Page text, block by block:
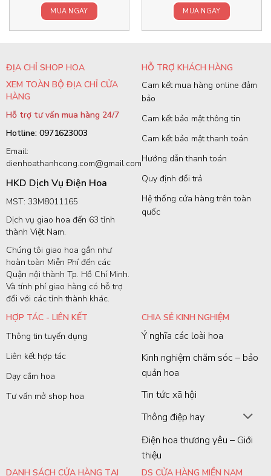
MUA NGAY MUA NGAY
ĐỊA CHỈ SHOP HOA
XEM TOÀN BỘ ĐỊA CHỈ CỬA
HÀNG
Hỗ trợ tư vấn mua hàng 24/7
Hotline: 0971623003
Email:
dienhoathanhcong.com@gmail.com
HKD Dịch Vụ Điện Hoa
MST: 33M8011165
Dịch vụ giao hoa đến 63 tỉnh
thành Việt Nam.
Chúng tôi giao hoa gần như
hoàn toàn Miễn Phí đến các
Quận nội thành Tp. Hồ Chí Minh.
Và tính phí giao hàng có hỗ trợ
đối với các tỉnh thành khác.
HỖ TRỢ KHÁCH HÀNG
Cam kết mua hàng online đảm
bảo
Cam kết bảo mật thông tin
Cam kết bảo mật thanh toán
Hướng dẫn thanh toán
Quy định đổi trả
Hệ thống cửa hàng trên toàn
quốc
HỢP TÁC - LIÊN KẾT
Thông tin tuyển dụng
Liên kết hợp tác
Dạy cắm hoa
Tư vấn mở shop hoa
CHIA SẺ KINH NGHIỆM
Ý nghĩa các loài hoa
Kinh nghiệm chăm sóc – bảo
quản hoa
Tin tức xã hội
Thông điệp hay
Điện hoa thương yêu – Giới
thiệu
DANH SÁCH CỬA HÀNG TẠI
DS CỬA HÀNG MIỀN NAM